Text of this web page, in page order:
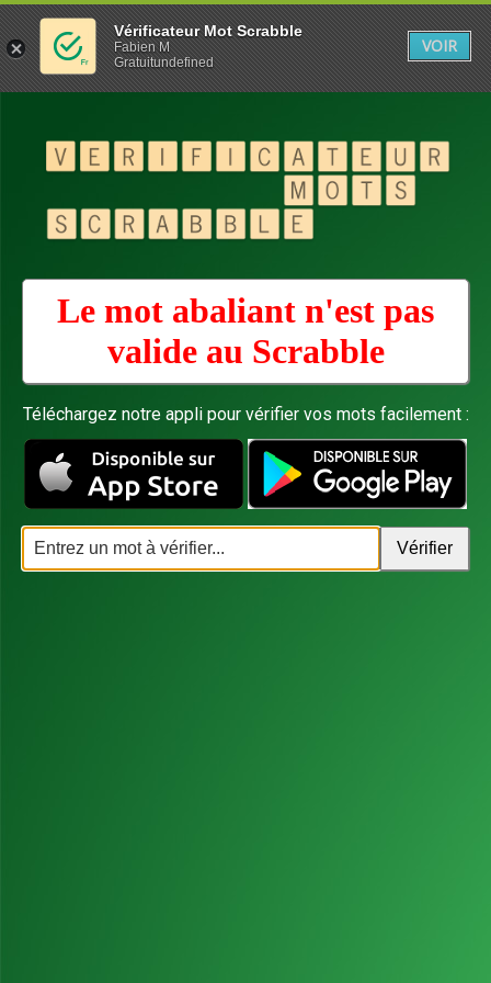
Le mot abaliant n'est pas
valide au Scrabble
Téléchargez notre appli pour vérifier vos mots facilement :
Vérificateur Mot Scrabble
Fabien M
Gratuitundefined
VOIR